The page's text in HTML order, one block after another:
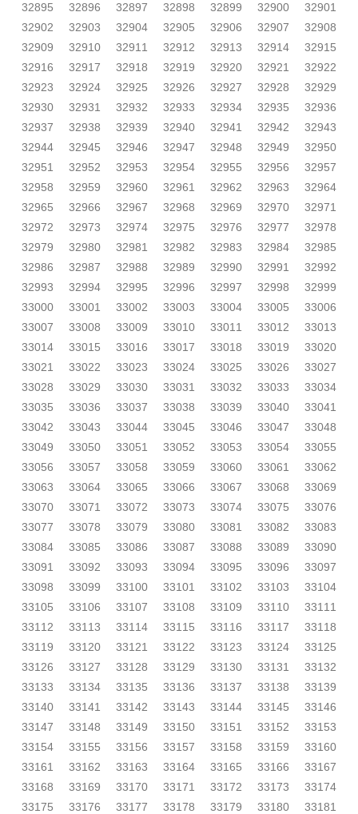
32895
32896 32897 32898 32899 32900
32901
32902
32903 32904 32905 32906 32907
32908
32909
32910 32911 32912 32913 32914
32915
32916
32917 32918 32919 32920 32921
32922
32923
32924 32925 32926 32927 32928
32929
32930
32931 32932 32933 32934 32935
32936
32937
32938 32939 32940 32941 32942
32943
32944
32945 32946 32947 32948 32949
32950
32951
32952 32953 32954 32955 32956
32957
32958
32959 32960 32961 32962 32963
32964
32965
32966 32967 32968 32969 32970
32971
32972
32973 32974 32975 32976 32977
32978
32979
32980 32981 32982 32983 32984
32985
32986
32987 32988 32989 32990 32991
32992
32993
32994 32995 32996 32997 32998
32999
33000
33001 33002 33003 33004 33005
33006
33007
33008 33009 33010 33011 33012
33013
33014
33015 33016 33017 33018 33019
33020
33021
33022 33023 33024 33025 33026
33027
33028
33029 33030 33031 33032 33033
33034
33035
33036 33037 33038 33039 33040
33041
33042
33043 33044 33045 33046 33047
33048
33049
33050 33051 33052 33053 33054
33055
33056
33057 33058 33059 33060 33061
33062
33063
33064 33065 33066 33067 33068
33069
33070
33071 33072 33073 33074 33075
33076
33077
33078 33079 33080 33081 33082
33083
33084
33085 33086 33087 33088 33089
33090
33091
33092 33093 33094 33095 33096
33097
33098
33099 33100 33101 33102 33103
33104
33105
33106 33107 33108 33109 33110
33111
33112
33113 33114 33115 33116 33117
33118
33119
33120 33121 33122 33123 33124
33125
33126
33127 33128 33129 33130 33131
33132
33133
33134 33135 33136 33137 33138
33139
33140
33141 33142 33143 33144 33145
33146
33147
33148 33149 33150 33151 33152
33153
33154
33155 33156 33157 33158 33159
33160
33161
33162 33163 33164 33165 33166
33167
33168
33169 33170 33171 33172 33173
33174
33175
33176 33177 33178 33179 33180
33181